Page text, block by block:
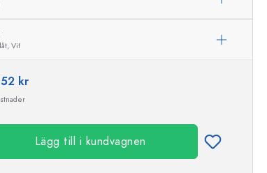
Vit
kr
Lägg till i kundvagnen